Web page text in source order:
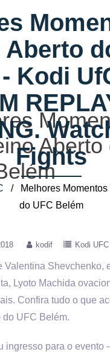
Kodi
Fights
/ Melhores Momentos
do UFC Belém
Aberto
kodif Kodi UFC
Valentina Shevchenko,
Lyoto Machida
Confira tudo o que
do UFC Belém.
ingresso para o evento